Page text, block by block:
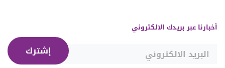
أخبارنا عبر بريدك الالكتروني
إشترك